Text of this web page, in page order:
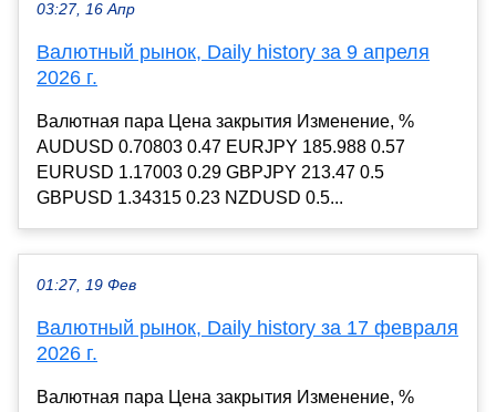
03:27, 16 Апр
Валютный рынок, Daily history за 9 апреля
2026 г.
Валютная пара Цена закрытия Изменение, %
AUDUSD 0.70803 0.47 EURJPY 185.988 0.57
EURUSD 1.17003 0.29 GBPJPY 213.47 0.5
GBPUSD 1.34315 0.23 NZDUSD 0.5...
01:27, 19 Фев
Валютный рынок, Daily history за 17 февраля
2026 г.
Валютная пара Цена закрытия Изменение, %